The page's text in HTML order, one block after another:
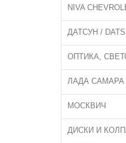
NIVA
ДАТСУН /
ОПТИКА,
ЛАДА САМАРА
МОСКВИЧ
ДИСКИ И